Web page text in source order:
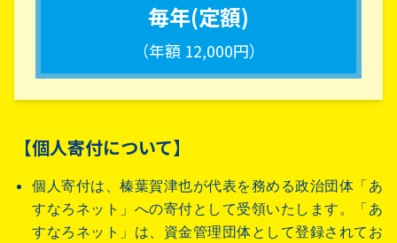
毎年(定額)
（年額 12,000円）
【個人寄付について】
個人寄付は、榛葉賀津也が代表を務める政治団体「あ
すなろネット」への寄付として受領いたします。「あ
すなろネット」は、資金管理団体として登録されてお